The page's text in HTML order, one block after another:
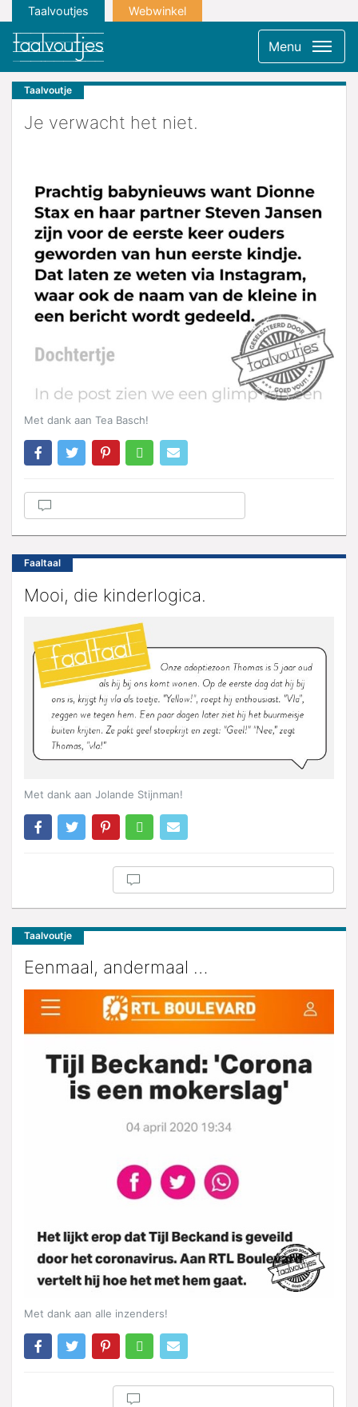
Taalvoutjes Webwinkel
Menu
Taalvoutje
Je verwacht het niet.
Met dank aan Tea Basch!
Faaltaal
Mooi, die kinderlogica.
Met dank aan Jolande Stijnman!
Taalvoutje
Eenmaal, andermaal …
Met dank aan alle inzenders!